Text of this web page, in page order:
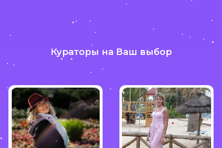
Кураторы на Ваш выбор